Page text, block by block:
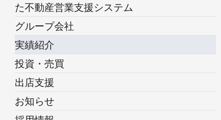
た不動産営業支援システム
グループ会社
実績紹介
投資・売買
出店支援
お知らせ